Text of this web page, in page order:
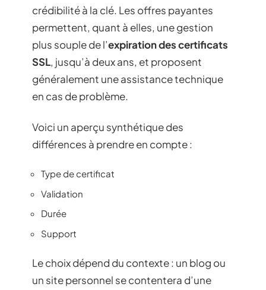
crédibilité à la clé. Les offres payantes
permettent, quant à elles, une gestion
plus souple de l’expiration des certificats
SSL, jusqu’à deux ans, et proposent
généralement une assistance technique
en cas de problème.
Voici un aperçu synthétique des
différences à prendre en compte :
Type de certificat
Validation
Durée
Support
Le choix dépend du contexte : un blog ou
un site personnel se contentera d’une